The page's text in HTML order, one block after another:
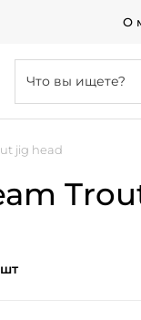
О
jig head